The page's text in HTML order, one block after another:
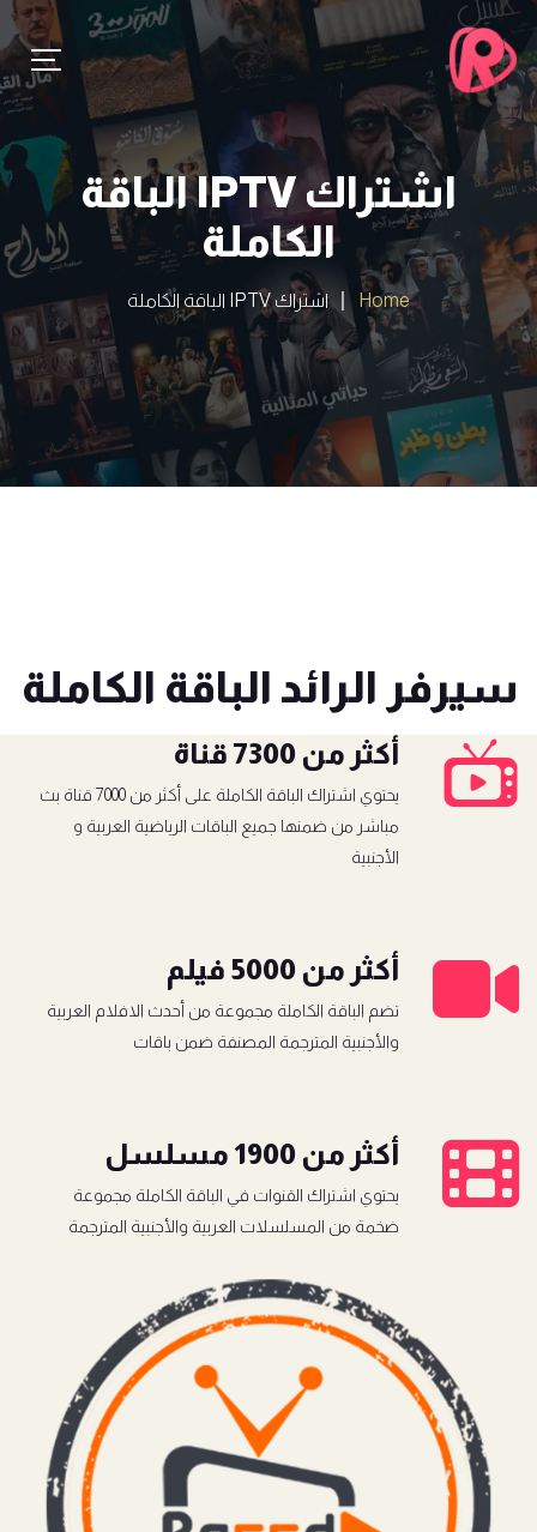
اشتراك IPTV الباقة
الكاملة
Home اشتراك IPTV الباقة الكاملة
سيرفر الرائد الباقة الكاملة
أكثر من 7300 قناة
يحتوي اشتراك الباقة الكاملة على أكثر من 7000 قناة بث
مباشر من ضمنها جميع الباقات الرياضية العربية و
الأجنبية
أكثر من 5000 فيلم
تضم الباقة الكاملة مجموعة من أحدث الافلام العربية
والأجنبية المترجمة المصنفة ضمن باقات
أكثر من 1900 مسلسل
يحتوي اشتراك القنوات في الباقة الكاملة مجموعة
ضخمة من المسلسلات العربية والأجنبية المترجمة